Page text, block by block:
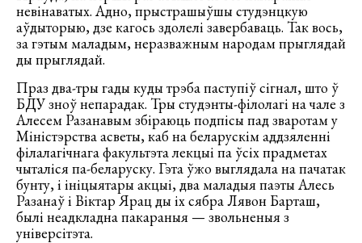
невінаватых. Адно, прыстрашыўшы студэнцкую
аўдыторыю, дзе кагось здолелі завербаваць. Так вось,
за гэтым маладым, неразважным народам прыглядай
ды прыглядай.
Праз два-тры гады куды трэба паступіў сігнал, што ў
БДУ зноў непарадак. Тры студэнты-філолагі на чале з
Алесем Разанавым збіраюць подпісы пад зваротам у
Міністэрства асветы, каб на беларускім аддзяленні
філалагічнага факультэта лекцыі па ўсіх прадметах
чыталіся па-беларуску. Гэта ўжо выглядала на пачатак
бунту, і ініцыятары акцыі, два маладыя паэты Алесь
Разанаў і Віктар Ярац ды іх сябра Лявон Барташ,
былі неадкладна пакараныя — звольненыя з
універсітэта.